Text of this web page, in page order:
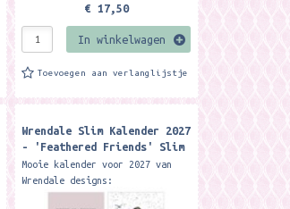
€ 17,50
In winkelwagen
Toevoegen aan verlanglijstje
Wrendale Slim Kalender 2027
- 'Feathered Friends' Slim
Calendar 2027
Mooie kalender voor 2027 van
Wrendale designs:
Formaat ca.147 x 420 mm Gemaakt